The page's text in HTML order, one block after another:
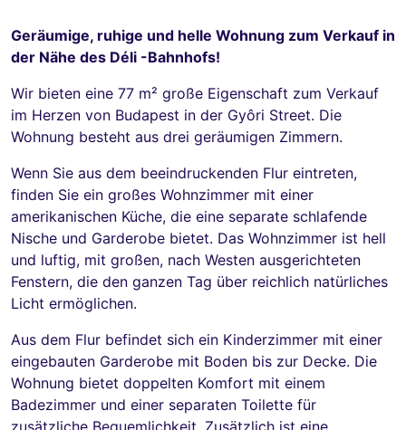
Geräumige, ruhige und helle Wohnung zum Verkauf in
der Nähe des Déli -Bahnhofs!
Wir bieten eine 77 m² große Eigenschaft zum Verkauf
im Herzen von Budapest in der Gyôri Street. Die
Wohnung besteht aus drei geräumigen Zimmern.
Wenn Sie aus dem beeindruckenden Flur eintreten,
finden Sie ein großes Wohnzimmer mit einer
amerikanischen Küche, die eine separate schlafende
Nische und Garderobe bietet. Das Wohnzimmer ist hell
und luftig, mit großen, nach Westen ausgerichteten
Fenstern, die den ganzen Tag über reichlich natürliches
Licht ermöglichen.
Aus dem Flur befindet sich ein Kinderzimmer mit einer
eingebauten Garderobe mit Boden bis zur Decke. Die
Wohnung bietet doppelten Komfort mit einem
Badezimmer und einer separaten Toilette für
zusätzliche Bequemlichkeit. Zusätzlich ist eine